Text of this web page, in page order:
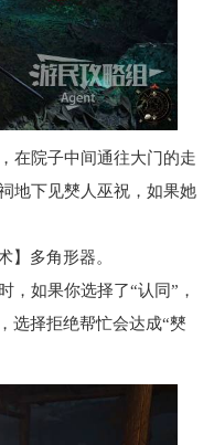
在院子中间通往大门的走
地下见僰人巫祝，如果她
】多角形器。
，如果你选择了“认同”，
选择拒绝帮忙会达成“僰